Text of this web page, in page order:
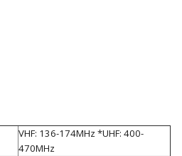
VHF: 136-174MHz *UHF: 400-
470MHz